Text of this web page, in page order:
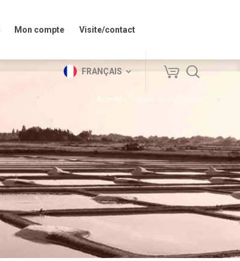
Mon compte Visite/contact
FRANÇAIS
Accueil